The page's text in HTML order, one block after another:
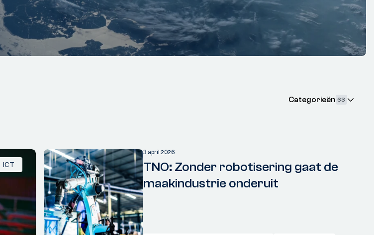
Categorieën 63
ICT
3 april 2026
TNO: Zonder robotisering gaat de
maakindustrie onderuit